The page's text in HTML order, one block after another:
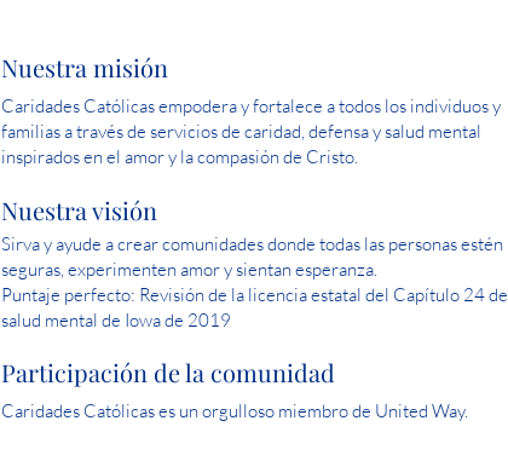
Caridades Católicas empodera y fortalece a todos los individuos y
familias a través de servicios de caridad, defensa y salud mental
inspirados en el amor y la compasión de Cristo.
Nuestra misión
Nuestra visión
Sirva y ayude a crear comunidades donde todas las personas estén
seguras, experimenten amor y sientan esperanza.
Puntaje perfecto: Revisión de la licencia estatal del Capítulo 24 de
salud mental de Iowa de 2019
Participación de la comunidad
Caridades Católicas es un orgulloso miembro de United Way.